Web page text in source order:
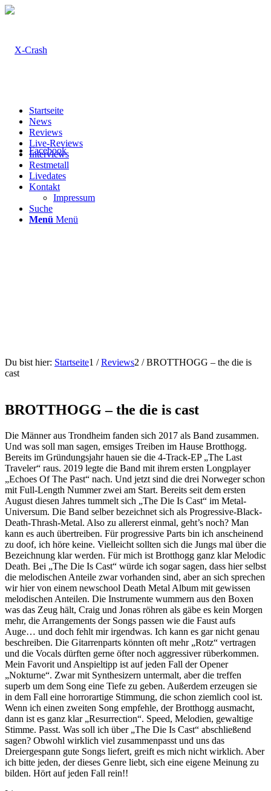
Facebook
Startseite
News
Reviews
Live-Reviews
Interviews
Restmetall
Livedates
Kontakt
Impressum
Suche
Menü Menü
Du bist hier: Startseite1 / Reviews2 / BROTTHOGG – the die is
cast
BROTTHOGG – the die is cast
Die Männer aus Trondheim fanden sich 2017 als Band zusammen.
Und was soll man sagen, emsiges Treiben im Hause Brotthogg.
Bereits im Gründungsjahr hauen sie die 4-Track-EP „The Last
Traveler“ raus. 2019 legte die Band mit ihrem ersten Longplayer
„Echoes Of The Past“ nach. Und jetzt sind die drei Norweger schon
mit Full-Length Nummer zwei am Start. Bereits seit dem ersten
August diesen Jahres tummelt sich „The Die Is Cast“ im Metal-
Universum. Die Band selber bezeichnet sich als Progressive-Black-
Death-Thrash-Metal. Also zu allererst einmal, geht’s noch? Man
kann es auch übertreiben. Für progressive Parts bin ich anscheinend
zu doof, ich höre keine. Vielleicht sollten sich die Jungs mal über die
Bezeichnung klar werden. Für mich ist Brotthogg ganz klar Melodic
Death. Bei „The Die Is Cast“ würde ich sogar sagen, dass hier selbst
die melodischen Anteile zwar vorhanden sind, aber an sich sprechen
wir hier von einem newschool Death Metal Album mit gewissen
melodischen Anteilen. Die Instrumente wummern aus den Boxen
was das Zeug hält, Craig und Jonas röhren als gäbe es kein Morgen
mehr, die Arrangements der Songs passen wie die Faust aufs
Auge… und doch fehlt mir irgendwas. Ich kann es gar nicht genau
beschreiben. Die Gitarrenparts könnten oft mehr „Rotz“ vertragen
und die Vocals dürften gerne öfter noch aggressiver rüberkommen.
Mein Favorit und Anspieltipp ist auf jeden Fall der Opener
„Nokturne“. Zwar mit Synthesizern untermalt, aber die treffen
superb um dem Song eine Tiefe zu geben. Außerdem erzeugen sie
in dem Fall eine horrorartige Stimmung, die schon ziemlich cool ist.
Wenn ich einen zweiten Song empfehle, der Brotthogg ausmacht,
dann ist es ganz klar „Resurrection“. Speed, Melodien, gewaltige
Stimme. Passt. Was soll ich über „The Die Is Cast“ abschließend
sagen? Obwohl wirklich viel zusammenpasst und uns das
Dreiergespann gute Songs liefert, greift es mich nicht wirklich. Aber
ich bitte jeden, der dieses Genre liebt, sich eine eigene Meinung zu
bilden. Hört auf jeden Fall rein!!